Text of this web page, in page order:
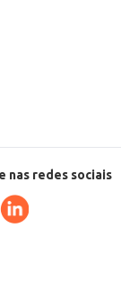
nas redes sociais